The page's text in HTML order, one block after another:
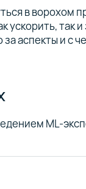
в ворохом
ускорить, так
аспекты и с
ML-